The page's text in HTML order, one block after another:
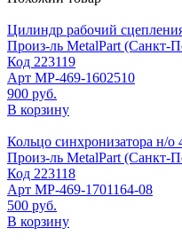
Цилиндр рабочий
Произ-ль MetalPart (Санкт-
Код 223119
Арт МР-469-1602510
900 руб.
В корзину
Кольцо синхронизатора н/
Произ-ль MetalPart (Санкт-
Код 223118
Арт МР-469-1701164-08
500 руб.
В корзину